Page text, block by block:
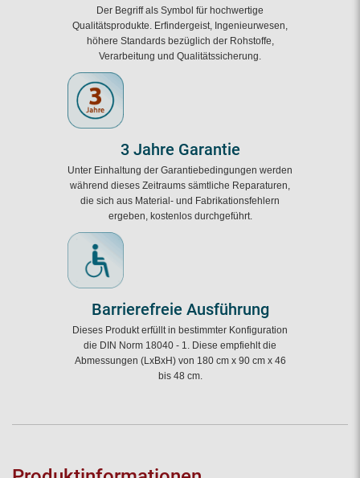
Der Begriff als Symbol für hochwertige
Qualitätsprodukte. Erfindergeist, Ingenieurwesen,
höhere Standards bezüglich der Rohstoffe,
Verarbeitung und Qualitätssicherung.
3 Jahre Garantie
Unter Einhaltung der Garantiebedingungen werden
während dieses Zeitraums sämtliche Reparaturen,
die sich aus Material- und Fabrikationsfehlern
ergeben, kostenlos durchgeführt.
Barrierefreie Ausführung
Dieses Produkt erfüllt in bestimmter Konfiguration
die DIN Norm 18040 - 1. Diese empfiehlt die
Abmessungen (LxBxH) von 180 cm x 90 cm x 46
bis 48 cm.